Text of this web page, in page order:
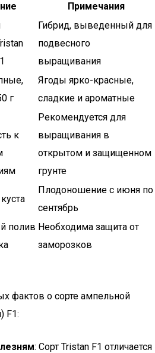
Примечания
Гибрид, выведенный для
подвесного
выращивания
г
Ягоды ярко-красные,
сладкие и ароматные
к
Рекомендуется для
выращивания в
открытом и защищенном
грунте
Плодоношение с июня по
сентябрь
полив Необходима защита от
заморозков
фактов о сорте ампельной
F1:
: Сорт Tristan F1 отличается